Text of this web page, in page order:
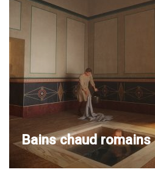
Bains chaud romains